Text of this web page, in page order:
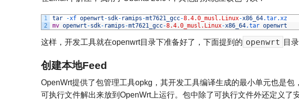
1
2
tar -xf openwrt -sdk- ramips -mt7621_gcc-8.4.0_musl.Linux-x86_64.tar.xz
mv openwrt -sdk- ramips -mt7621_gcc-8.4.0_musl.Linux-x86_64.tar openwrt
这样，开发工具就在openwrt目录下准备好了，下面提到的 openwrt 目
创建本地Feed
OpenWrt提供了包管理工具opkg，其开发工具编译生成的最小单元也是
可执行文件解出来放到OpenWrt上运行。包中除了可执行文件外还定义了